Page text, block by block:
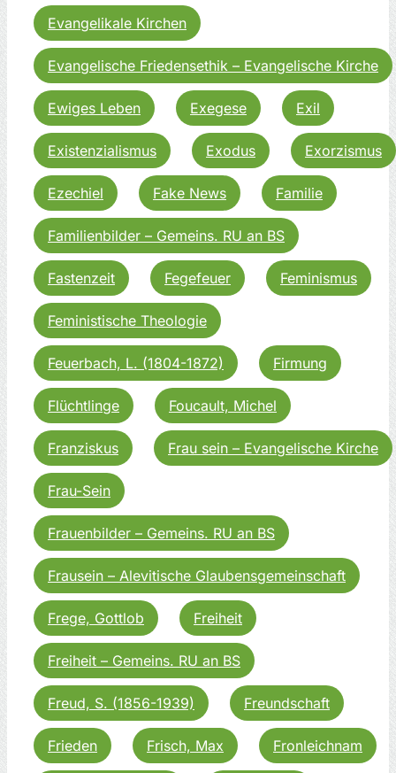
Evangelikale Kirchen
Evangelische Friedensethik – Evangelische Kirche
Ewiges Leben Exegese Exil
Existenzialismus Exodus Exorzismus
Ezechiel Fake News Familie
Familienbilder – Gemeins. RU an BS
Fastenzeit Fegefeuer Feminismus
Feministische Theologie
Feuerbach, L. (1804-1872) Firmung
Flüchtlinge Foucault, Michel
Franziskus Frau sein – Evangelische Kirche
Frau-Sein
Frauenbilder – Gemeins. RU an BS
Frausein – Alevitische Glaubensgemeinschaft
Frege, Gottlob Freiheit
Freiheit – Gemeins. RU an BS
Freud, S. (1856-1939) Freundschaft
Frieden Frisch, Max Fronleichnam